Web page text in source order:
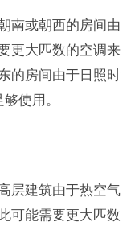
南或朝西的房间由
更大匹数的空调来
的房间由于日照时
使用。
层建筑由于热空气
可能需要更大匹数